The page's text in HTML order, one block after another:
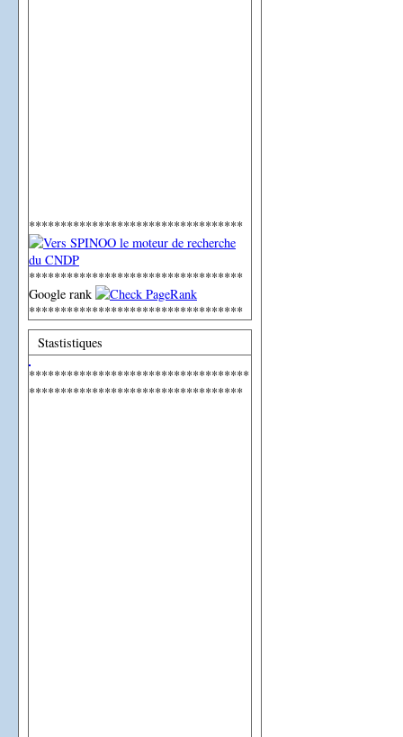
**********************************
**********************************
Google rank
**********************************
Stastistiques
***********************************
**********************************